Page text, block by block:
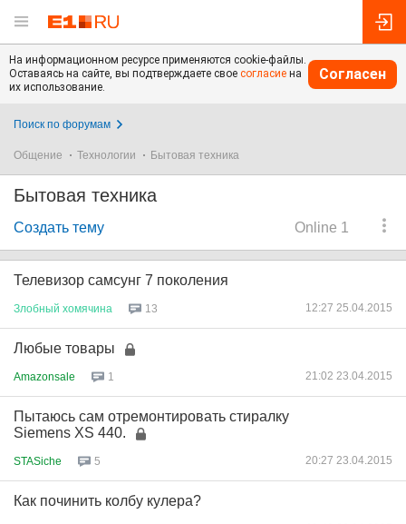
На информационном ресурсе применяются cookie-файлы.
Оставаясь на сайте, вы подтверждаете свое согласие на
их использование.
Согласен
Поиск по форумам
Общение Технологии Бытовая техника
Бытовая техника
Online 1
Создать тему
Телевизор самсунг 7 поколения
Злобный хомячина 13 12:27 25.04.2015
Любые товары
Amazonsale 1 21:02 23.04.2015
Пытаюсь сам отремонтировать стиралку
Siemens XS 440.
STASiche 5 20:27 23.04.2015
Как починить колбу кулера?